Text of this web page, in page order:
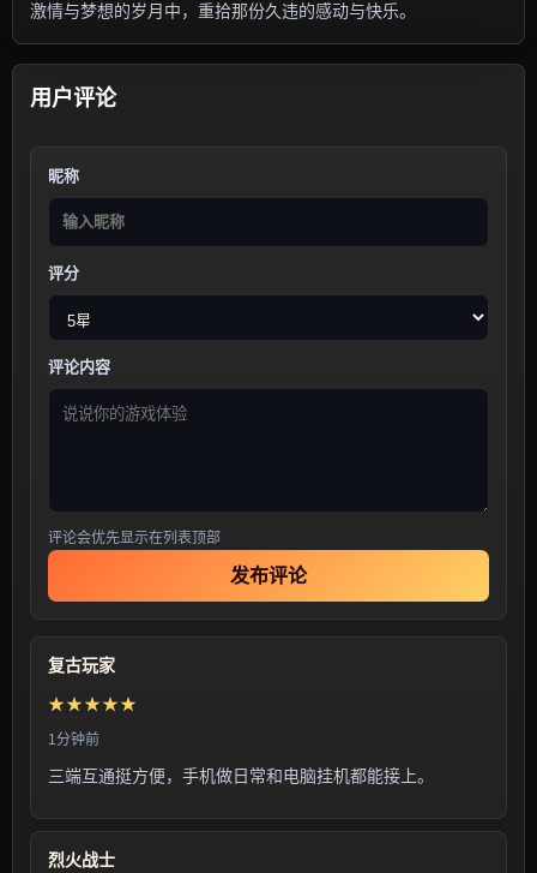
激情与梦想的岁月中，重拾那份久违的感动与快乐。
用户评论
昵称
评分
评论内容
评论会优先显示在列表顶部
发布评论
复古玩家
★★★★★
1分钟前
三端互通挺方便，手机做日常和电脑挂机都能接上。
烈火战士